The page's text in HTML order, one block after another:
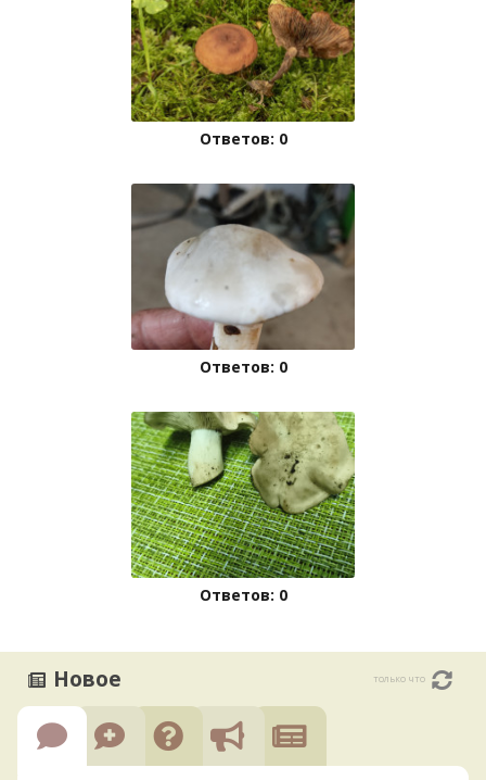
Ответов: 0
Ответов: 0
Ответов: 0
Новое только что